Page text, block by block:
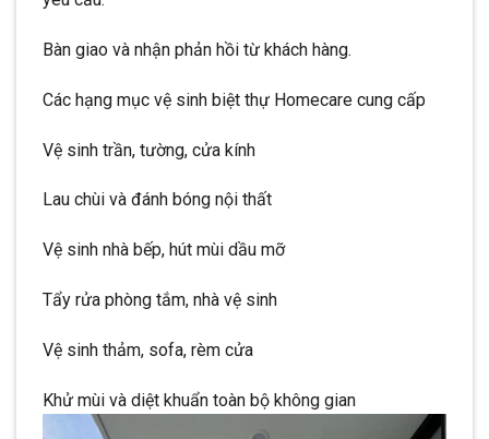
Bàn giao và nhận phản hồi từ khách hàng.
Các hạng mục vệ sinh biệt thự Homecare cung cấp
Vệ sinh trần, tường, cửa kính
Lau chùi và đánh bóng nội thất
Vệ sinh nhà bếp, hút mùi dầu mỡ
Tẩy rửa phòng tắm, nhà vệ sinh
Vệ sinh thảm, sofa, rèm cửa
Khử mùi và diệt khuẩn toàn bộ không gian